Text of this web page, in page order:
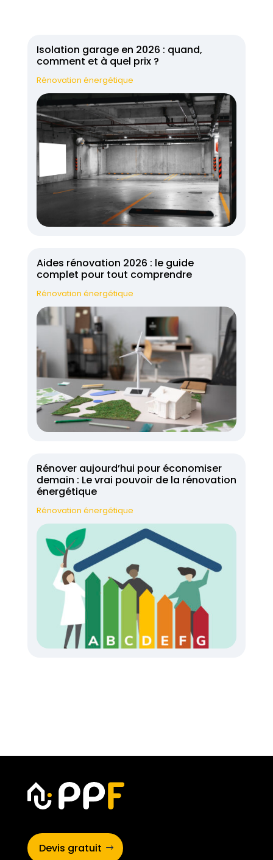
Isolation garage en 2026 : quand,
comment et à quel prix ?
Rénovation énergétique
Aides rénovation 2026 : le guide
complet pour tout comprendre
Rénovation énergétique
Rénover aujourd’hui pour économiser
demain : Le vrai pouvoir de la rénovation
énergétique
Rénovation énergétique
Devis gratuit